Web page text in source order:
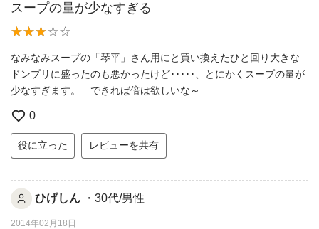
スープの量が少なすぎる
なみなみスープの「琴平」さん用にと買い換えたひと回り大きな
ドンプリに盛ったのも悪かったけど･････、とにかくスープの量が
少なすぎます。 できれば倍は欲しいな～
0
役に立った レビューを共有
ひげしん ・30代/男性
2014年02月18日